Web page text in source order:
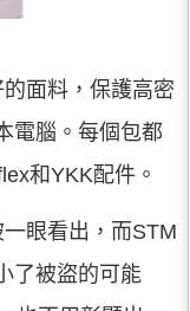
面料，保護高密
電腦。每個包都
和YKK配件。
眼看出，而STM
了被盜的可能